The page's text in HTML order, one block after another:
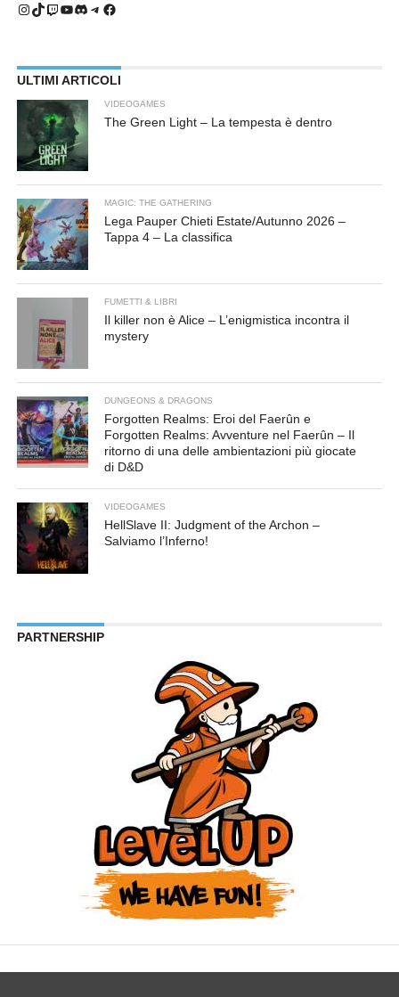
Instagram
TikTok
Twitch
YouTube
Discord
Telegram
Facebook
ULTIMI ARTICOLI
VIDEOGAMES
The Green Light – La tempesta è dentro
MAGIC: THE GATHERING
Lega Pauper Chieti Estate/Autunno 2026 –
Tappa 4 – La classifica
FUMETTI & LIBRI
Il killer non è Alice – L’enigmistica incontra il
mystery
DUNGEONS & DRAGONS
Forgotten Realms: Eroi del Faerûn e
Forgotten Realms: Avventure nel Faerûn – Il
ritorno di una delle ambientazioni più giocate
di D&D
VIDEOGAMES
HellSlave II: Judgment of the Archon –
Salviamo l’Inferno!
PARTNERSHIP